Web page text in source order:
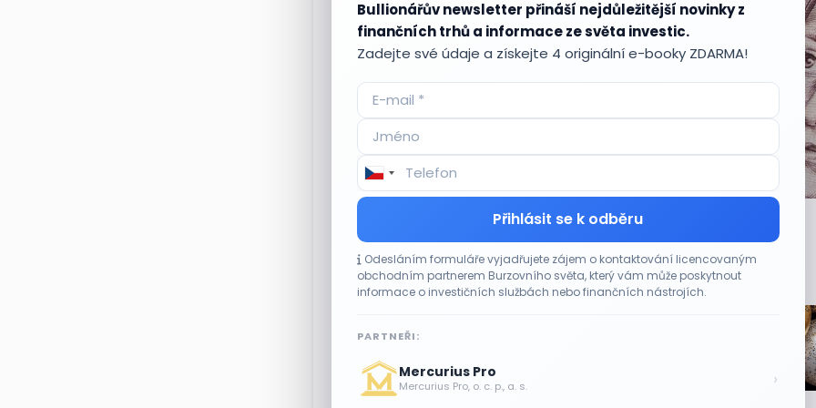
Bullionářův newsletter přináší nejdůležitější novinky z
finančních trhů a informace ze světa investic.
Zadejte své údaje a získejte 4 originální e-booky ZDARMA!
Přihlásit se k odběru
Odesláním formuláře vyjadřujete zájem o kontaktování licencovaným
obchodním partnerem Burzovního světa, který vám může poskytnout
informace o investičních službách nebo finančních nástrojích.
PARTNEŘI:
Mercurius Pro
Mercurius Pro, o. c. p., a. s. ›
Upozornění pro uživatele
Banky v posledních týdnech opět snižovaly základní sazby spořicích
Tagy: česko dip koruna spořicí účet